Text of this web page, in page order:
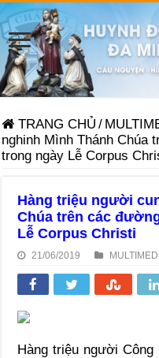
TRANG CHỦ /
nghinh Mình Thánh Chúa
trong ngày Lễ Corpus
Hàng triệu người
Chúa trên các
Lễ Corpus Christi
21/06/2019
Hàng triệu người